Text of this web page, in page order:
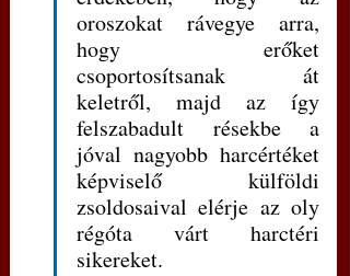
oroszokat rávegye arra,
hogy erőket
csoportosítsanak át
keletről, majd az így
felszabadult résekbe a
jóval nagyobb harcértéket
képviselő külföldi
zsoldosaival elérje az oly
régóta várt harctéri
sikereket.